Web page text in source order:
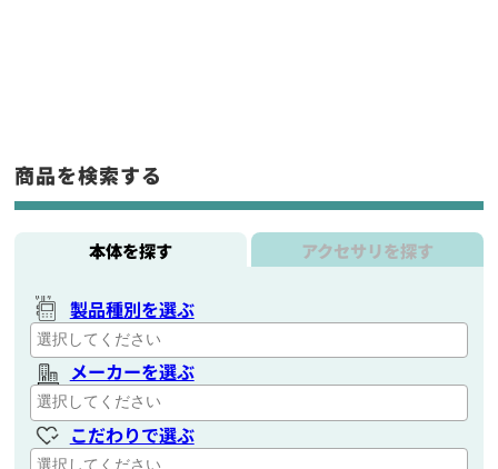
商品を検索する
本体を探す アクセサリを探す
製品種別を選ぶ
メーカーを選ぶ
こだわりで選ぶ